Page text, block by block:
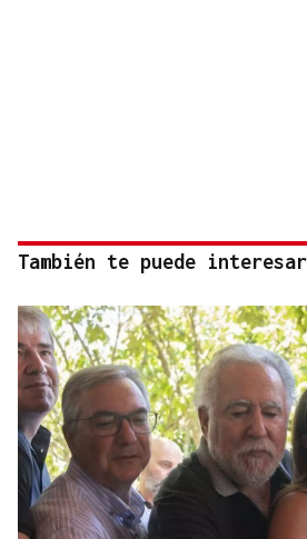
También te puede interesar